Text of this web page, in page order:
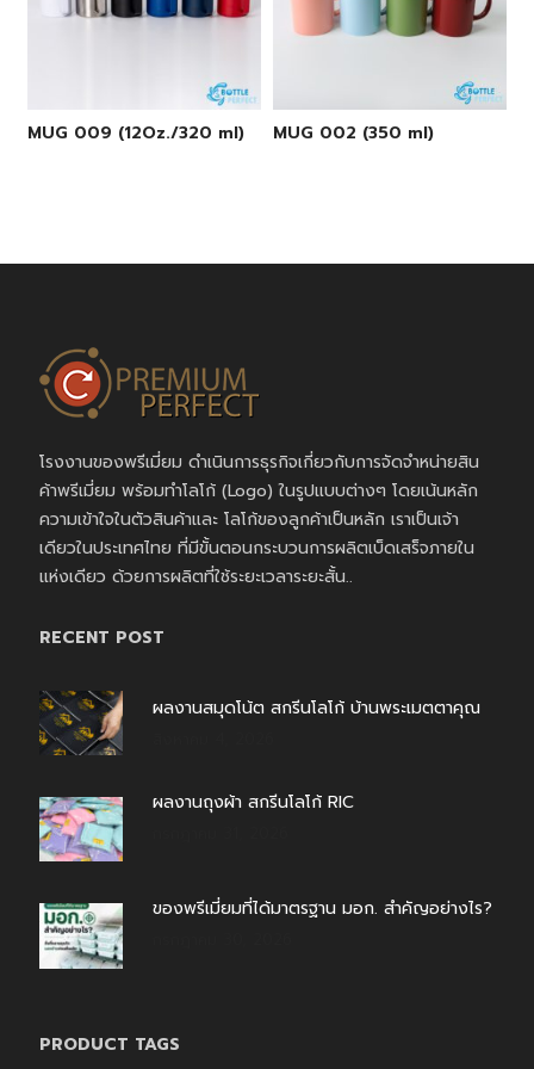
MUG 009 (12Oz./320 ml) MUG 002 (350 ml)
โรงงานของพรีเมี่ยม ดำเนินการธุรกิจเกี่ยวกับการจัดจำหน่ายสิน
ค้าพรีเมี่ยม พร้อมทำโลโก้ (Logo) ในรูปแบบต่างๆ โดยเน้นหลัก
ความเข้าใจในตัวสินค้าและ โลโก้ของลูกค้าเป็นหลัก เราเป็นเจ้า
เดียวในประเทศไทย ที่มีขั้นตอนกระบวนการผลิตเบ็ดเสร็จภายใน
แห่งเดียว ด้วยการผลิตที่ใช้ระยะเวลาระยะสั้น..
RECENT POST
ผลงานสมุดโน้ต สกรีนโลโก้ บ้านพระเมตตาคุณ
ผลงานถุงผ้า สกรีนโลโก้ RIC
ของพรีเมี่ยมที่ได้มาตรฐาน มอก. สำคัญอย่างไร?
PRODUCT TAGS